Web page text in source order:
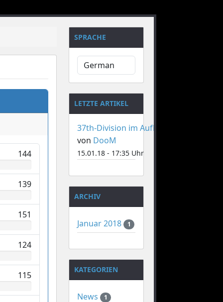
144
139
151
124
115
SPRACHE
LETZTE ARTIKEL
37th-Division im Aufbau
von DooM
15.01.18 - 17:35 Uhr
ARCHIV
Januar 2018 1
KATEGORIEN
News 1